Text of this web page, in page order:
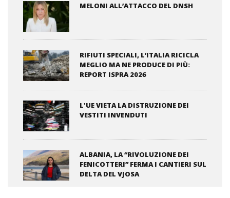
MELONI ALL’ATTACCO DEL DNSH
RIFIUTI SPECIALI, L’ITALIA RICICLA
MEGLIO MA NE PRODUCE DI PIÙ:
REPORT ISPRA 2026
L'UE VIETA LA DISTRUZIONE DEI
VESTITI INVENDUTI
ALBANIA, LA “RIVOLUZIONE DEI
FENICOTTERI” FERMA I CANTIERI SUL
DELTA DEL VJOSA